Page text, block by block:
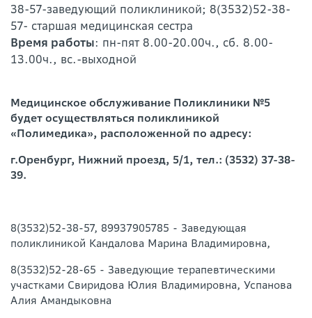
38-57-заведующий поликлиникой; 8(3532)52-38-
57- старшая медицинская сестра
Время работы: пн-пят 8.00-20.00ч., сб. 8.00-
13.00ч., вс.-выходной
Медицинское обслуживание Поликлиники №5
будет осуществляться поликлиникой
«Полимедика», расположенной по адресу:
г.Оренбург, Нижний проезд, 5/1, тел.: (3532) 37-38-
39.
8(3532)52-38-57, 89937905785 - Заведующая
поликлиникой Кандалова Марина Владимировна,
8(3532)52-28-65 - Заведующие терапевтическими
участками Свиридова Юлия Владимировна, Успанова
Алия Амандыковна